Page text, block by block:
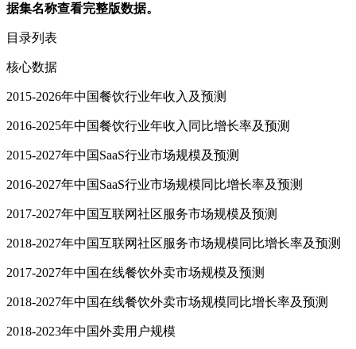
据集名称查看完整版数据。
目录列表
核心数据
2015-2026年中国餐饮行业年收入及预测
2016-2025年中国餐饮行业年收入同比增长率及预测
2015-2027年中国SaaS行业市场规模及预测
2016-2027年中国SaaS行业市场规模同比增长率及预测
2017-2027年中国互联网社区服务市场规模及预测
2018-2027年中国互联网社区服务市场规模同比增长率及预测
2017-2027年中国在线餐饮外卖市场规模及预测
2018-2027年中国在线餐饮外卖市场规模同比增长率及预测
2018-2023年中国外卖用户规模